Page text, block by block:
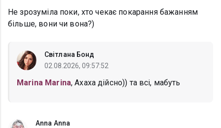
Не зрозуміла поки, хто чекає покарання бажанням
більше, вони чи вона?)
Світлана Бонд
02.08.2026, 09:57:52
Marina Marina, Ахаха дійсно)) та всі, мабуть
Anna Anna